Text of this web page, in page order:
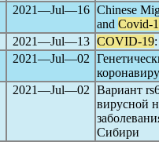
2021―Jul―16 Chinese
and Covid-
2021―Jul―13 COVID-19
2021―Jul―02
2021―Jul―02 Вариант
вирусной
Сибири